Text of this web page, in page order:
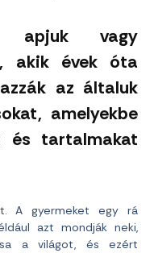
apjuk vagy
akik évek óta
az általuk
amelyekbe
és tartalmakat
A gyermeket egy rá
azt mondják neki,
a világot, és ezért